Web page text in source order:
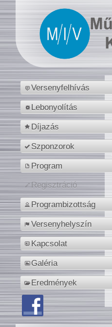
Versenyfelhívás
Lebonyolítás
Díjazás
Szponzorok
Program
Regisztráció
Programbizottság
Versenyhelyszín
Kapcsolat
Galéria
Eredmények